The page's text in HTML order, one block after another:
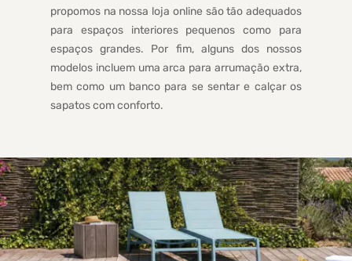
propomos na nossa loja online são tão adequados
para espaços interiores pequenos como para
espaços grandes. Por fim, alguns dos nossos
modelos incluem uma arca para arrumação extra,
bem como um banco para se sentar e calçar os
sapatos com conforto.